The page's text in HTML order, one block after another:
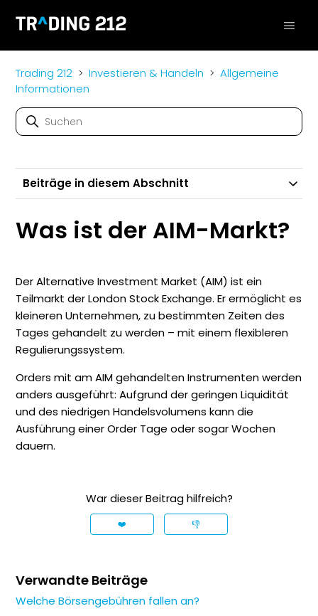
Trading 212 Investieren & Handeln
Allgemeine
Informationen
Beiträge in diesem Abschnitt
Was ist der AIM-Markt?
Der Alternative Investment Market (AIM) ist ein
Teilmarkt der London Stock Exchange. Er ermöglicht es
kleineren Unternehmen, zu bestimmten Zeiten des
Tages gehandelt zu werden – mit einem flexibleren
Regulierungssystem.
Orders mit am AIM gehandelten Instrumenten werden
anders ausgeführt: Aufgrund der geringen Liquidität
und des niedrigen Handelsvolumens kann die
Ausführung einer Order Tage oder sogar Wochen
dauern.
War dieser Beitrag hilfreich?
❤️ 👎
Verwandte Beiträge
Welche Börsengebühren fallen an?